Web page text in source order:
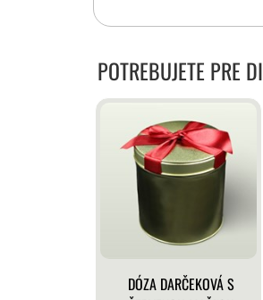
POTREBUJETE PRE
DÓZA DARČEKOVÁ S